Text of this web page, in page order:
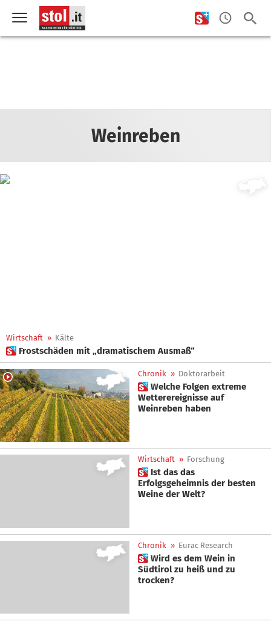
Weinreben
Wirtschaft » Kälte
 Frostschäden mit „dramatischem Ausmaß“
Chronik » Doktorarbeit
 Welche Folgen extreme
Wetterereignisse auf
Weinreben haben
Wirtschaft » Forschung
 Ist das das
Erfolgsgeheimnis der besten
Weine der Welt?
Chronik » Eurac Research
 Wird es dem Wein in
Südtirol zu heiß und zu
trocken?